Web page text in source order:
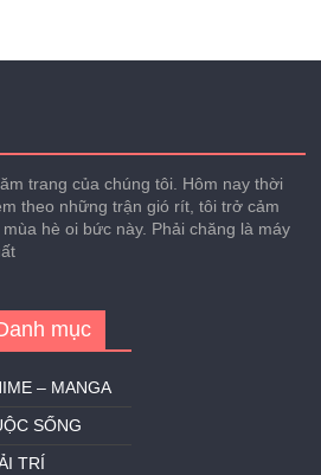
trang của chúng tôi. Hôm nay thời
theo những trận gió rít, tôi trở cảm
hè oi bức này. Phải chăng là máy
mục
– MANGA
SỐNG
TRÍ